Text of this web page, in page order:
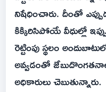
నిషేధించారు. దీంతో
కిక్కిరిసిపోయే వీధుల్లో
రెట్టింపు స్థలం
అవ్వడంతో
అధికారులు చెబుతున్నారు.